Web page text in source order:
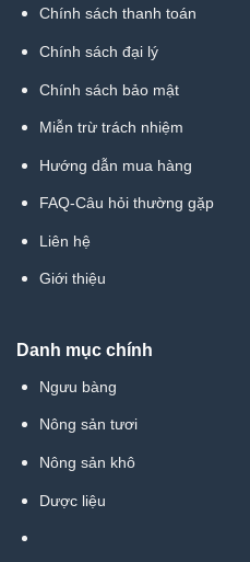
Chính sách thanh toán
Chính sách đại lý
Chính sách bảo mật
Miễn trừ trách nhiệm
Hướng dẫn mua hàng
FAQ-Câu hỏi thường gặp
Liên hệ
Giới thiệu
Danh mục chính
Ngưu bàng
Nông sản tươi
Nông sản khô
Dược liệu